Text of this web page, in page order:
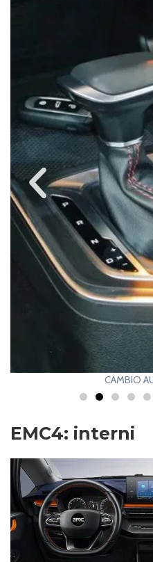
CAMBIO
EMC4: interni